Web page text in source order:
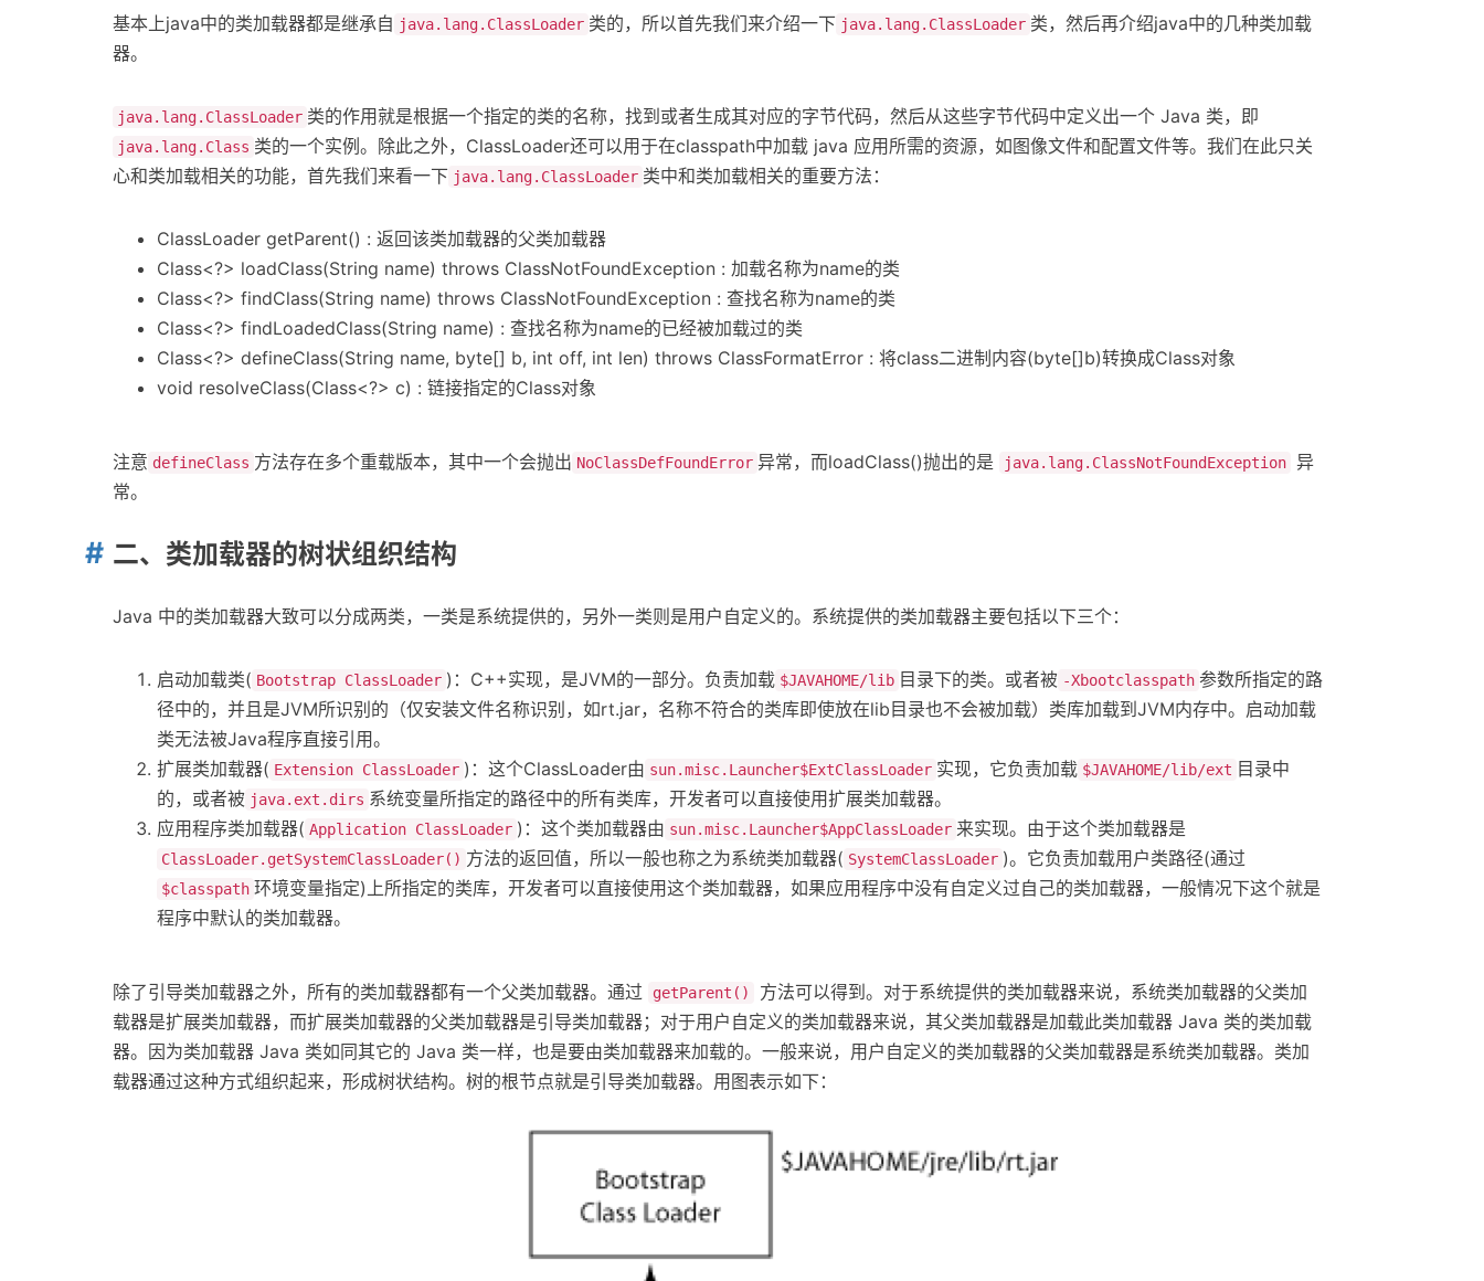
基本上java中的类加载器都是继承自 java.lang.ClassLoader 类的，所以首先我们来介绍一下 java.lang.ClassLoader 类，然后再介绍java中的几种类加载
器。
java.lang.ClassLoader 类的作用就是根据一个指定的类的名称，找到或者生成其对应的字节代码，然后从这些字节代码中定义出一个 Java 类，即
java.lang.Class 类的一个实例。除此之外，ClassLoader还可以用于在classpath中加载 java 应用所需的资源，如图像文件和配置文件等。我们在此只关
心和类加载相关的功能，首先我们来看一下 java.lang.ClassLoader 类中和类加载相关的重要方法：
ClassLoader getParent() : 返回该类加载器的父类加载器
Class<?> loadClass(String name) throws ClassNotFoundException : 加载名称为name的类
Class<?> findClass(String name) throws ClassNotFoundException : 查找名称为name的类
Class<?> findLoadedClass(String name) : 查找名称为name的已经被加载过的类
Class<?> defineClass(String name, byte[] b, int off, int len) throws ClassFormatError : 将class二进制内容(byte[]b)转换成Class对象
void resolveClass(Class<?> c) : 链接指定的Class对象
注意 defineClass 方法存在多个重载版本，其中一个会抛出 NoClassDefFoundError 异常，而loadClass()抛出的是 java.lang.ClassNotFoundException 异
常。
二、类加载器的树状组织结构
Java 中的类加载器大致可以分成两类，一类是系统提供的，另外一类则是用户自定义的。系统提供的类加载器主要包括以下三个：
启动加载类( Bootstrap ClassLoader )：C++实现，是JVM的一部分。负责加载 $JAVAHOME/lib 目录下的类。或者被 -Xbootclasspath 参数所指定的路
径中的，并且是JVM所识别的（仅安装文件名称识别，如rt.jar，名称不符合的类库即使放在lib目录也不会被加载）类库加载到JVM内存中。启动加载
类无法被Java程序直接引用。
扩展类加载器( Extension ClassLoader )：这个ClassLoader由 sun.misc.Launcher$ExtClassLoader 实现，它负责加载 $JAVAHOME/lib/ext 目录中
的，或者被 java.ext.dirs 系统变量所指定的路径中的所有类库，开发者可以直接使用扩展类加载器。
应用程序类加载器( Application ClassLoader )：这个类加载器由 sun.misc.Launcher$AppClassLoader 来实现。由于这个类加载器是
ClassLoader.getSystemClassLoader() 方法的返回值，所以一般也称之为系统类加载器( SystemClassLoader )。它负责加载用户类路径(通过
$classpath 环境变量指定)上所指定的类库，开发者可以直接使用这个类加载器，如果应用程序中没有自定义过自己的类加载器，一般情况下这个就是
程序中默认的类加载器。
除了引导类加载器之外，所有的类加载器都有一个父类加载器。通过 getParent()
方法可以得到。对于系统提供的类加载器来说，系统类加载器的父类加
载器是扩展类加载器，而扩展类加载器的父类加载器是引导类加载器；对于用户自定义的类加载器来说，其父类加载器是加载此类加载器 Java 类的类加载
器。因为类加载器 Java 类如同其它的 Java 类一样，也是要由类加载器来加载的。一般来说，用户自定义的类加载器的父类加载器是系统类加载器。类加
载器通过这种方式组织起来，形成树状结构。树的根节点就是引导类加载器。用图表示如下：